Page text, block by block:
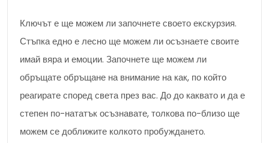
Ключът е ще можем ли започнете своето екскурзия.
Стъпка едно е лесно ще можем ли осъзнаете своите
имай вяра и емоции. Започнете ще можем ли
обръщате обръщане на внимание на как, по който
реагирате според света през вас. До до каквато и да е
степен по-нататък осъзнавате, толкова по-близо ще
можем се доближите колкото пробуждането.